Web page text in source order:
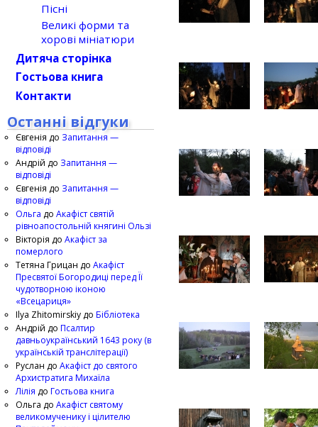
Пісні
Великі форми та
хорові мініатюри
Дитяча сторінка
Гостьова книга
Контакти
Останні відгуки
Євгенія до Запитання —
відповіді
Андрій до Запитання —
відповіді
Євгенія до Запитання —
відповіді
Ольга до Акафіст святій
рівноапостольній княгині Ользі
Вікторія до Акафіст за
померлого
Тетяна Грицан до Акафіст
Пресвятої Богородиці перед Її
чудотворною іконою
«Всецариця»
Ilya Zhitomirskiy до Бібліотека
Андрій до Псалтир
давньоукраїнський 1643 року (в
українській транслітерації)
Руслан до Акафіст до святого
Архистратига Михаїла
Лілія до Гостьова книга
Ольга до Акафіст святому
великомученику і цілителю